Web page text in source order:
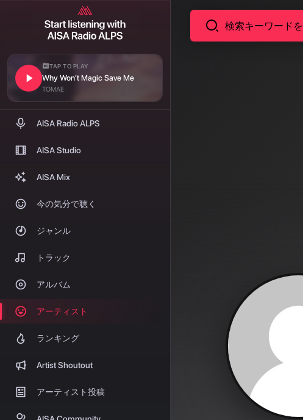
TAP TO PLAY
Why Won’t Magic Save Me
TOMAE
AISA Radio ALPS
AISA Studio
AISA Mix
今の気分で聴く
ジャンル
トラック
アルバム
アーティスト
ランキング
Artist Shoutout
アーティスト投稿